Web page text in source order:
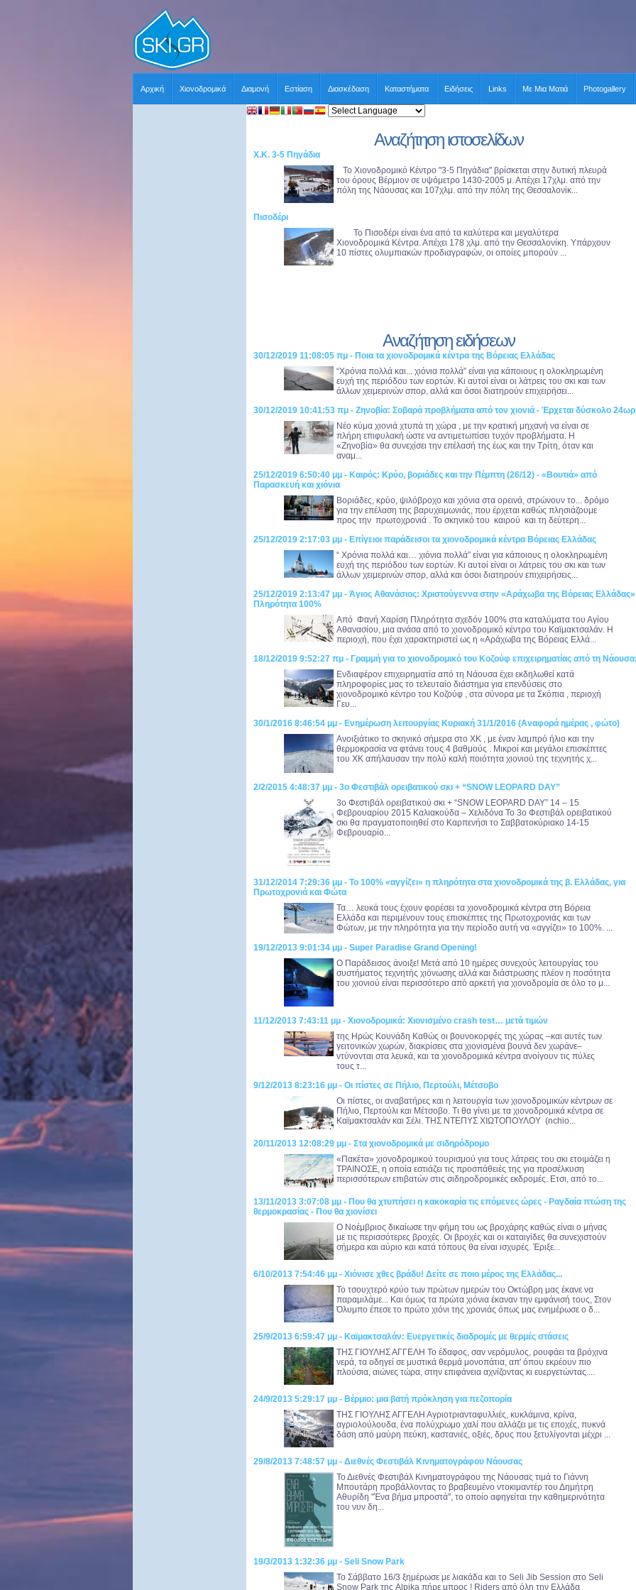
Αρχική Χιονοδρομικά Διαμονή Εστίαση Διασκέδαση Καταστήματα Ειδήσεις Links Με Μια Ματιά Photogallery
Αναζήτηση ιστοσελίδων
Χ.Κ. 3-5 Πηγάδια
Το Χιονοδρομικό Κέντρο "3-5 Πηγάδια" βρίσκεται στην δυτική πλευρά
του όρους Βέρμιον σε υψόμετρο 1430-2005 μ. Απέχει 17χλμ. από την
πόλη της Νάουσας και 107χλμ. από την πόλη της Θεσσαλονίκ...
Πισοδέρι
Το Πισοδέρι είναι ένα από τα καλύτερα και μεγαλύτερα
Χιονοδρομικά Κέντρα. Απέχει 178 χλμ. από την Θεσσαλονίκη. Υπάρχουν
10 πίστες ολυμπιακών προδιαγραφών, οι οποίες μπορούν ...
Αναζήτηση ειδήσεων
30/12/2019 11:08:05 πμ - Ποια τα χιονοδρομικά κέντρα της Βόρειας Ελλάδας
“Χρόνια πολλά και... χιόνια πολλά” είναι για κάποιους η ολοκληρωμένη
ευχή της περιόδου των εορτών. Κι αυτοί είναι οι λάτρεις του σκι και των
άλλων χειμερινών σπορ, αλλά και όσοι διατηρούν επιχειρήσει...
30/12/2019 10:41:53 πμ - Ζηνοβία: Σοβαρά προβλήματα από τον χιονιά - Έρχεται δύσκολο
Νέο κύμα χιονιά χτυπά τη χώρα , με την κρατική μηχανή να είναι σε
πλήρη επιφυλακή ώστε να αντιμετωπίσει τυχόν προβλήματα. Η
«Ζηνοβία» θα συνεχίσει την επέλασή της έως και την Τρίτη, όταν και
αναμ...
25/12/2019 6:50:40 μμ - Καιρός: Κρύο, βοριάδες και την Πέμπτη (26/12) - «Βουτιά» από
Παρασκευή και χιόνια
Βοριάδες, κρύο, ψιλόβροχο και χιόνια στα ορεινά, στρώνουν το... δρόμο
για την επέλαση της βαρυχειμωνιάς, που έρχεται καθώς πλησιάζουμε
προς την πρωτοχρονιά . Το σκηνικό του καιρού και τη δεύτερη...
25/12/2019 2:17:03 μμ - Επίγειοι παράδεισοι τα χιονοδρομικά κέντρα Βόρειας Ελλάδας
“ Χρόνια πολλά και… χιόνια πολλά” είναι για κάποιους η ολοκληρωμένη
ευχή της περιόδου των εορτών. Κι αυτοί είναι οι λάτρεις του σκι και των
άλλων χειμερινών σπορ, αλλά και όσοι διατηρούν επιχειρήσεις...
25/12/2019 2:13:47 μμ - Άγιος Αθανάσιος: Χριστούγεννα στην «Αράχωβα της Βόρειας
Πληρότητα 100%
Από Φανή Χαρίση Πληρότητα σχεδόν 100% στα καταλύματα του Αγίου
Αθανασίου, μια ανάσα από το χιονοδρομικό κέντρο του Καϊμακτσαλάν. Η
περιοχή, που έχει χαρακτηριστεί ως η «Αράχωβα της Βόρειας Ελλά...
18/12/2019 9:52:27 πμ - Γραμμή για το χιονοδρομικό του Κοζούφ επιχειρηματίας από τη
Ενδιαφέρον επιχειρηματία από τη Νάουσα έχει εκδηλωθεί κατά
πληροφορίες μας το τελευταίο διάστημα για επενδύσεις στο
χιονοδρομικό κέντρο του Κοζούφ , στα σύνορα με τα Σκόπια , περιοχή
Γευ...
30/1/2016 8:46:54 μμ - Ενημέρωση λειτουργίας Κυριακή 31/1/2016 (Αναφορά ημέρας , φώτο)
Ανοιξιάτικο το σκηνικό σήμερα στο ΧΚ , με έναν λαμπρό ήλιο και την
θερμοκρασία να φτάνει τους 4 βαθμούς . Μικροί και μεγάλοι επισκέπτες
του ΧΚ απήλαυσαν την πολύ καλή ποιότητα χιονιού της τεχνητής χ...
2/2/2015 4:48:37 μμ - 3ο Φεστιβάλ ορειβατικού σκι + “SNOW LEOPARD DAY”
3ο Φεστιβάλ ορειβατικού σκι + “SNOW LEOPARD DAY” 14 – 15
Φεβρουαρίου 2015 Καλιακούδα – Χελιδόνα Το 3ο Φεστιβάλ ορειβατικού
σκι θα πραγματοποιηθεί στο Καρπενήσι το Σαββατοκύριακο 14-15
Φεβρουαρίο...
31/12/2014 7:29:36 μμ - Το 100% «αγγίζει» η πληρότητα στα χιονοδρομικά της β. Ελλάδας, για
Πρωτοχρονιά και Φώτα
Τα… λευκά τους έχουν φορέσει τα χιονοδρομικά κέντρα στη Βόρεια
Ελλάδα και περιμένουν τους επισκέπτες της Πρωτοχρονιάς και των
Φώτων, με την πληρότητα για την περίοδο αυτή να «αγγίζει» το 100%. ...
19/12/2013 9:01:34 μμ - Super Paradise Grand Opening!
Ο Παράδεισος άνοιξε! Μετά από 10 ημέρες συνεχούς λειτουργίας του
συστήματος τεχνητής χιόνωσης αλλά και διάστρωσης πλέον η ποσότητα
του χιονιού είναι περισσότερο από αρκετή για χιονοδρομία σε όλο το μ...
11/12/2013 7:43:11 μμ - Χιονοδρομικά: Χιονισμένο crash test… μετά τιμών
της Ηρώς Κουνάδη Καθώς οι βουνοκορφές της χώρας –και αυτές των
γειτονικών χωρών, διακρίσεις στα χιονισμένα βουνά δεν χωράνε–
ντύνονται στα λευκά, και τα χιονοδρομικά κέντρα ανοίγουν τις πύλες
τους τ...
9/12/2013 8:23:16 μμ - Οι πίστες σε Πήλιο, Περτούλι, Μέτσοβο
Οι πίστες, οι αναβατήρες και η λειτουργία των χιονοδρομικών κέντρων σε
Πήλιο, Περτούλι και Μέτσοβο. Τι θα γίνει με τα χιονοδρομικά κέντρα σε
Καϊμακτσαλάν και Σέλι. ΤΗΣ ΝΤΕΠΥΣ ΧΙΩΤΟΠΟΥΛΟΥ (nchio...
20/11/2013 12:08:29 μμ - Στα χιονοδρομικά με σιδηρόδρομο
«Πακέτα» χιονοδρομικού τουρισμού για τους λάτρεις του σκι ετοιμάζει η
ΤΡΑΙΝΟΣΕ, η οποία εστιάζει τις προσπάθειές της για προσέλκυση
περισσότερων επιβατών στις σιδηροδρομικές εκδρομές. Ετσι, από το...
13/11/2013 3:07:08 μμ - Που θα χτυπήσει η κακοκαρία τις επόμενες ώρες - Ραγδαία πτώση της
θερμοκρασίας - Που θα χιονίσει
Ο Νοέμβριος δικαίωσε την φήμη του ως βροχάρης καθώς είναι ο μήνας
με τις περισσότερες βροχές. Οι βροχές και οι καταιγίδες θα συνεχιστούν
σήμερα και αύριο και κατά τόπους θα είναι ισχυρές. Έριξε...
6/10/2013 7:54:46 μμ - Χιόνισε χθες βράδυ! Δείτε σε ποιο μέρος της Ελλάδας...
Το τσουχτερό κρύο των πρώτων ημερών του Οκτώβρη μας έκανε να
παραμιλάμε... Και όμως τα πρώτα χιόνια έκαναν την εμφάνισή τους, Στον
Όλυμπο έπεσε το πρώτο χιόνι της χρονιάς όπως μας ενημέρωσε ο δ...
25/9/2013 6:59:47 μμ - Καϊμακτσαλάν: Ευεργετικές διαδρομές με θερμές στάσεις
ΤΗΣ ΓΙΟΥΛΗΣ ΑΓΓΕΛΗ Το έδαφος, σαν νερόμυλος, ρουφάει τα βρόχινα
νερά, τα οδηγεί σε μυστικά θερμά μονοπάτια, απ' όπου εκρέουν πιο
πλούσια, αιώνες τώρα, στην επιφάνεια αχνίζοντας κι ευεργετώντας....
24/9/2013 5:29:17 μμ - Βέρμιο: μια βατή πρόκληση για πεζοπορία
ΤΗΣ ΓΙΟΥΛΗΣ ΑΓΓΕΛΗ Αγριοτριανταφυλλιές, κυκλάμινα, κρίνα,
αγριολούλουδα, ένα πολύχρωμο χαλί που αλλάζει με τις εποχές, πυκνά
δάση από μαύρη πεύκη, καστανιές, οξιές, δρυς που ξετυλίγονται μέχρι ...
29/8/2013 7:48:57 μμ - Διεθνές Φεστιβάλ Κινηματογράφου Νάουσας
Το Διεθνές Φεστιβάλ Κινηματογράφου της Νάουσας τιμά το Γιάννη
Μπουτάρη προβάλλοντας το βραβευμένο ντοκιμαντέρ του Δημήτρη
Αθυρίδη "Ένα βήμα μπροστά", το οποίο αφηγείται την καθημερινότητα
του νυν δη...
19/3/2013 1:32:36 μμ - Seli Snow Park
Το Σάββατο 16/3 ξημέρωσε με λιακάδα και το Seli Jib Session στο Seli
Snow Park της Alpika πήρε μπρος ! Riders από όλη την Ελλάδα